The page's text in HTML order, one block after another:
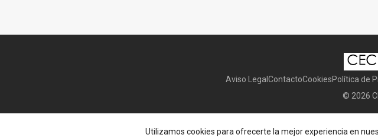
Aviso Legal ContactoCookiesPolítica de
© 2026
Utilizamos cookies para ofrecerte la mejor experiencia en